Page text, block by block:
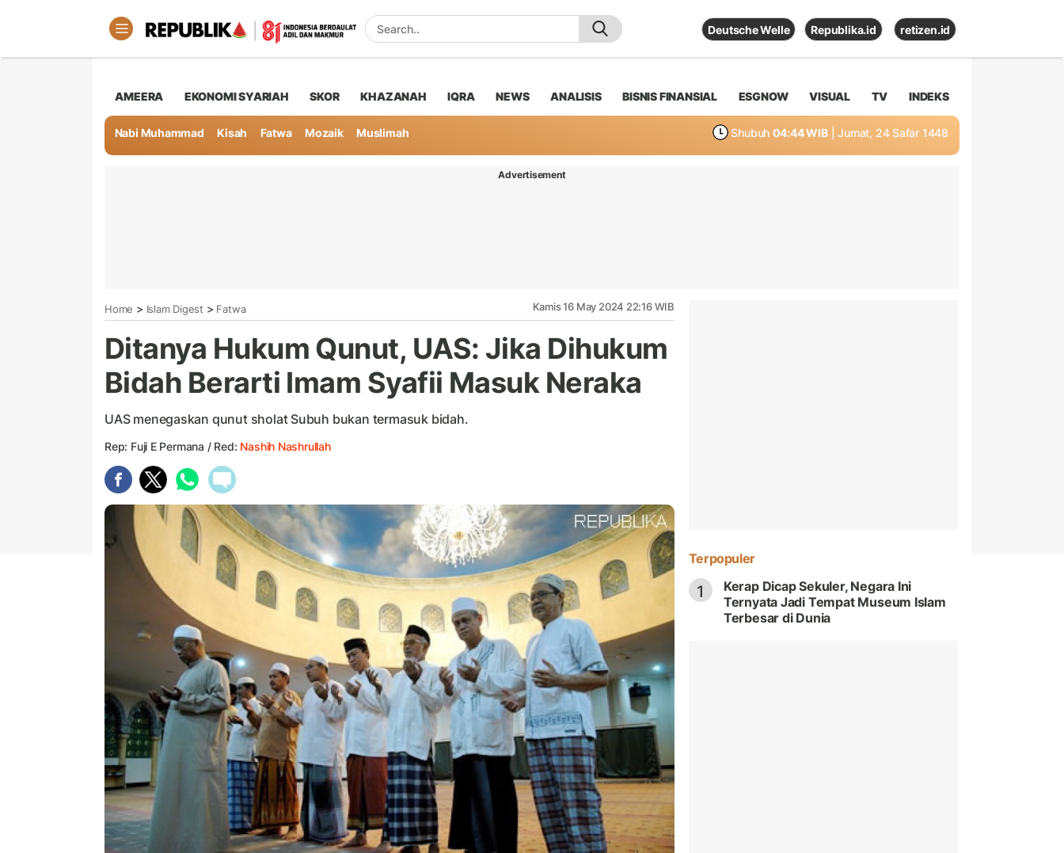
Deutsche Welle Republika.id retizen.id
AMEERA EKONOMI SYARIAH SKOR KHAZANAH IQRA NEWS ANALISIS BISNIS FINANSIAL ESGNOW VISUAL TV INDEKS
Nabi Muhammad Kisah Fatwa Mozaik Muslimah Shubuh 04:44 WIB | Jumat, 24 Safar 1448
Advertisement
Home > Islam Digest > Fatwa Kamis 16 May 2024 22:16 WIB
Ditanya Hukum Qunut, UAS: Jika Dihukum
Bidah Berarti Imam Syafii Masuk Neraka
UAS menegaskan qunut sholat Subuh bukan termasuk bidah.
Rep: Fuji E Permana / Red: Nashih Nashrullah
Terpopuler
1
Kerap Dicap Sekuler, Negara Ini
Ternyata Jadi Tempat Museum Islam
Terbesar di Dunia